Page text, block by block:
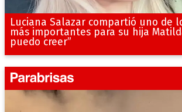
Luciana Salazar compartió uno de
más importantes para su hija
puedo creer”